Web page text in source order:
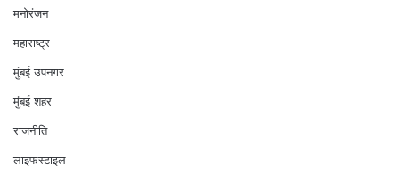
मनोरंजन
महाराष्ट्र
मुंबई उपनगर
मुंबई शहर
राजनीति
लाइफस्टाइल